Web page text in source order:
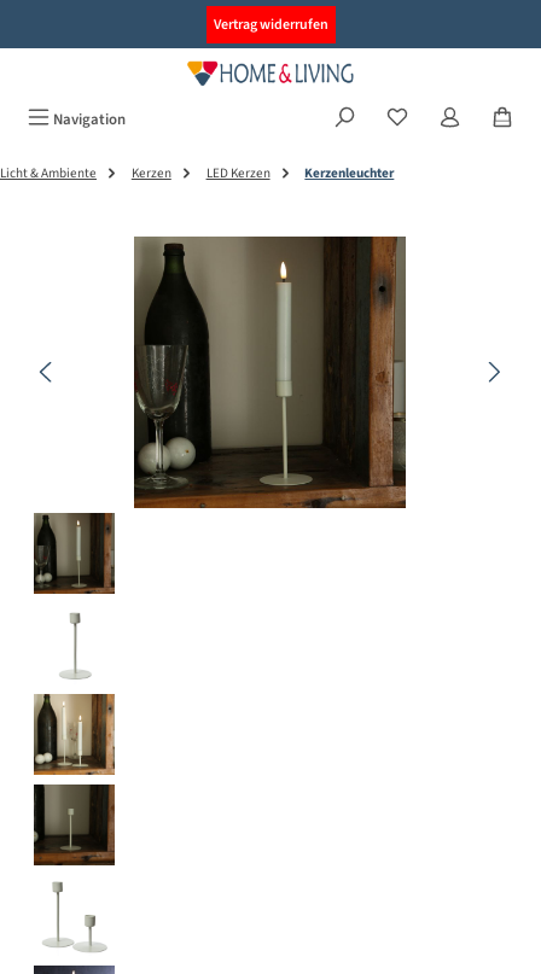
Vertrag widerrufen
Navigation
Licht & Ambiente Kerzen LED Kerzen Kerzenleuchter
Bildergalerie überspringen